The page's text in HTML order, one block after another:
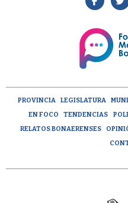
PROVINCIA LEGISLATURA
EN FOCO
TENDENCIAS
RELATOS BONAERENSES